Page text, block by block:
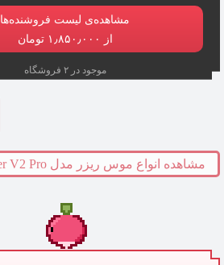
مشاهده‌ی لیست فروشنده‌ها
از ۱٫۸۵۰٫۰۰۰ تومان
موجود در ۲ فروشگاه
مشاهده انواع موس ریزر مدل DeathAdder V2 Pro